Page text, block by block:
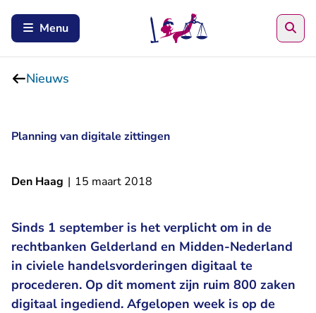
Menu
Nieuws
Planning van digitale zittingen
Den Haag | 15 maart 2018
Sinds 1 september is het verplicht om in de
rechtbanken Gelderland en Midden-Nederland
in civiele handelsvorderingen digitaal te
procederen. Op dit moment zijn ruim 800 zaken
digitaal ingediend. Afgelopen week is op de